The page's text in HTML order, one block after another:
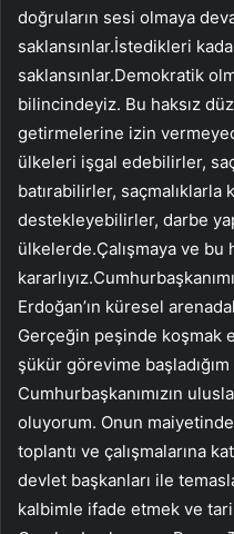
doğruların sesi olmaya
saklansınlar.İstedikleri
saklansınlar.Demokratik
bilincindeyiz. Bu haksız
getirmelerine izin
ülkeleri işgal edebilirler,
batırabilirler, saçmalıklarla
destekleyebilirler, darbe
ülkelerde.Çalışmaya ve
Erdoğan’ın küresel
Gerçeğin peşinde koşmak
şükür görevime
Cumhurbaşkanımızın
oluyorum. Onun
toplantı ve çalışmalarına
devlet başkanları ile
kalbimle ifade etmek ve